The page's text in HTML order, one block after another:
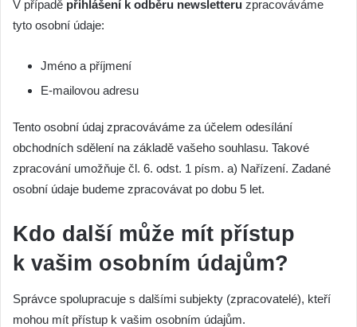
V případě přihlášení k odběru newsletteru zpracováváme
tyto osobní údaje:
Jméno a příjmení
E-mailovou adresu
Tento osobní údaj zpracováváme za účelem odesílání
obchodních sdělení na základě vašeho souhlasu. Takové
zpracování umožňuje čl. 6. odst. 1 písm. a) Nařízení. Zadané
osobní údaje budeme zpracovávat po dobu 5 let.
Kdo další může mít přístup
k vašim osobním údajům?
Správce spolupracuje s dalšími subjekty (zpracovatelé), kteří
mohou mít přístup k vašim osobním údajům.